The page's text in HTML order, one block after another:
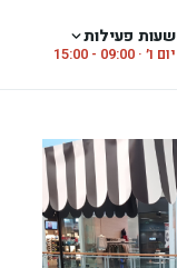
שעות פעילות
יום ו׳ · 09:00 - 15:00